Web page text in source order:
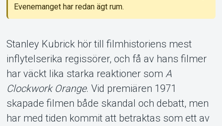
Support
Evenemanget har redan ägt rum.
Stanley Kubrick hör till filmhistoriens mest
inflytelserika regissörer, och få av hans filmer
har väckt lika starka reaktioner som A
Clockwork Orange. Vid premiären 1971
skapade filmen både skandal och debatt, men
har med tiden kommit att betraktas som ett av